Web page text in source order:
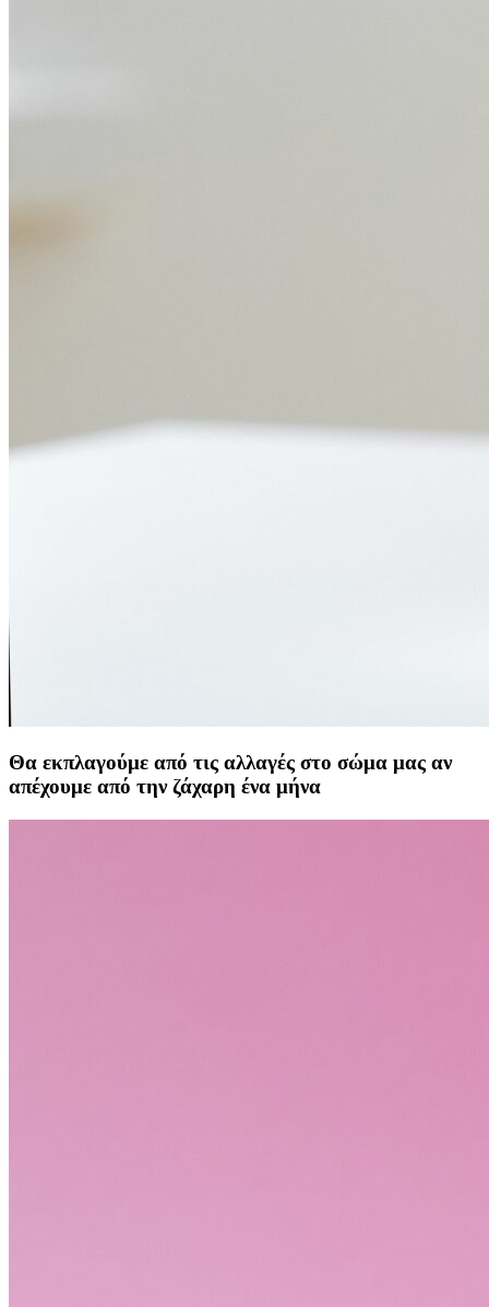
Θα εκπλαγούμε από τις αλλαγές στο σώμα μας αν
απέχουμε από την ζάχαρη ένα μήνα